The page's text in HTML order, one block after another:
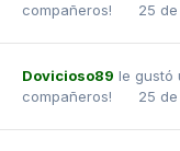
compañeros!
25
Dovicioso89 le gustó
compañeros!
25